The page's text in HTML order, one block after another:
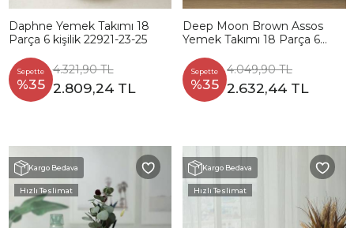
Daphne Yemek Takımı 18
Parça 6 kişilik 22921-23-25
Sepette
%35
4.321,90 TL
2.809,24 TL
Deep Moon Brown Assos
Yemek Takımı 18 Parça 6
Sepette
%35
4.049,90 TL
2.632,44 TL
Kargo Bedava
Hızlı Teslimat
Kargo Bedava
Hızlı Teslimat